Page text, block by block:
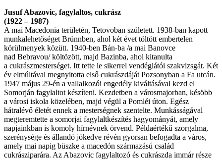
Jusuf Abazovic, fagylaltos, cukrász
(1922 – 1987)
A mai Macedonia területén, Tetovoban született. 1938-ban kapott
munkalehetőséget Brünnben, ahol két évet töltött embertelen
körülmenyek közütt. 1940-ben Bán-ba /a mai Banovce
nad Bebravou/ költözött, majd Bazinba, ahol kitanulta
a cukrászmesterséget. Itt tette le sikerrel vendéglátói szakvizsgát. Két
év elmúltával megnyitotta első cukrászdáját Pozsonyban a Fa utcán.
1947 május 29-én a vallalkozói engedély kiváltásával kezd el
Somorján fagylaltot készíteni. Kezdetben a városmajorban, késöbb
a városi iskola közelében, majd végül a Pomléi úton. Egész
hátralévő életét ennek a mesterségnek szentelte. Munkásságával
megteremtette a somorjai fagylaltkészítés hagyományát, amely
napjainkban is komoly hírnévnek örvend. Példaértékű szorgalma,
szerénysége és állandó jókedve révén gyorsan befogadta a város,
amely mai napig büszke a macedón származású család
cukrásziparára. Az Abazovic fagylaltozó és cukrászda immár része